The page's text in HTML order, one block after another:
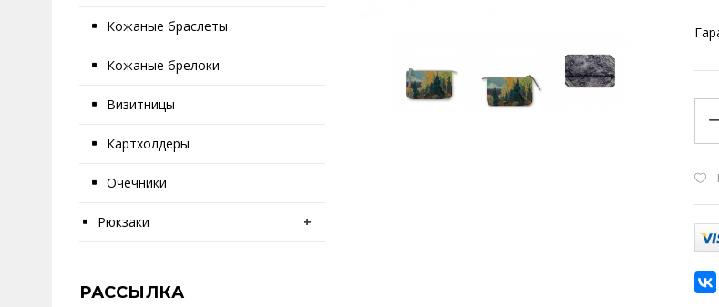
Кожаные браслеты
Кожаные брелоки
Визитницы
Картхолдеры
Очечники
Рюкзаки +
РАССЫЛКА